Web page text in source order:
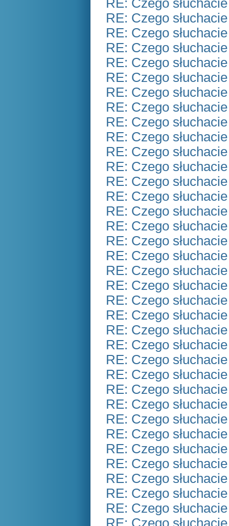
RE: Czego
RE: Czego
RE: Czego
RE: Czego
RE: Czego
RE: Czego
RE: Czego
RE: Czego
RE: Czego
RE: Czego
RE: Czego
RE: Czego
RE: Czego
RE: Czego
RE: Czego
RE: Czego
RE: Czego
RE: Czego
RE: Czego
RE: Czego
RE: Czego
RE: Czego
RE: Czego
RE: Czego
RE: Czego
RE: Czego
RE: Czego
RE: Czego
RE: Czego
RE: Czego
RE: Czego
RE: Czego
RE: Czego
RE: Czego
RE: Czego
RE: Czego